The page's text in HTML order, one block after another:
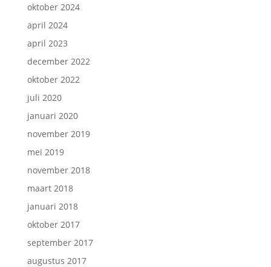
oktober 2024
april 2024
april 2023
december 2022
oktober 2022
juli 2020
januari 2020
november 2019
mei 2019
november 2018
maart 2018
januari 2018
oktober 2017
september 2017
augustus 2017